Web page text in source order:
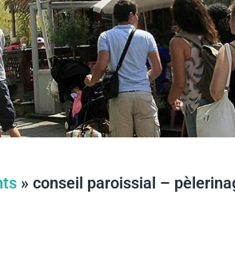
» conseil paroissial –